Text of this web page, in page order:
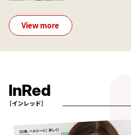
View more
InRed
［インレッド］